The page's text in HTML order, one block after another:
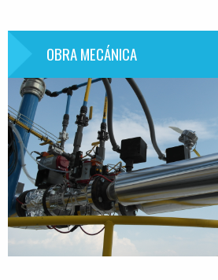
OBRA MECÁNICA